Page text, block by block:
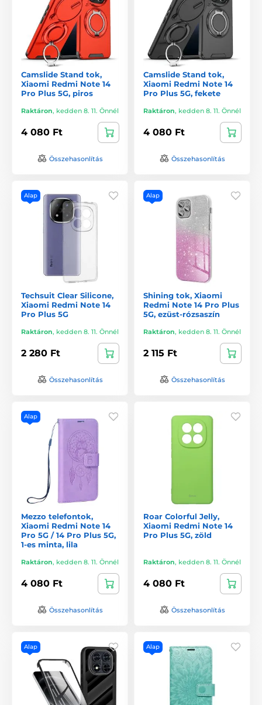
Camslide Stand tok,
Xiaomi Redmi Note 14
Pro Plus 5G, piros
Raktáron, kedden 8. 11. Önnél
4 080 Ft
Összehasonlítás
Camslide Stand tok,
Xiaomi Redmi Note 14
Pro Plus 5G, fekete
Raktáron, kedden 8. 11. Önnél
4 080 Ft
Összehasonlítás
Alap
Techsuit Clear Silicone,
Xiaomi Redmi Note 14
Pro Plus 5G
Raktáron, kedden 8. 11. Önnél
2 280 Ft
Összehasonlítás
Alap
Shining tok, Xiaomi
Redmi Note 14 Pro Plus
5G, ezüst-rózsaszín
Raktáron, kedden 8. 11. Önnél
2 115 Ft
Összehasonlítás
Alap
Mezzo telefontok,
Xiaomi Redmi Note 14
Pro 5G / 14 Pro Plus 5G,
1-es minta, lila
Raktáron, kedden 8. 11. Önnél
4 080 Ft
Összehasonlítás
Roar Colorful Jelly,
Xiaomi Redmi Note 14
Pro Plus 5G, zöld
Raktáron, kedden 8. 11. Önnél
4 080 Ft
Összehasonlítás
Alap Alap